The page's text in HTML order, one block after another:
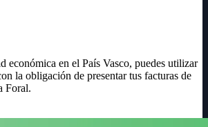
económica en el País Vasco, puedes utilizar
la obligación de presentar tus facturas de
Foral.